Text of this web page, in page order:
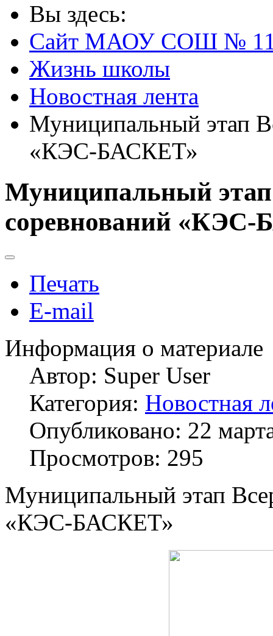
Вы здесь:
Сайт МАОУ СОШ №
Жизнь школы
Новостная лента
Муниципальный этап
«КЭС-БАСКЕТ»
Муниципальный этап
соревнований
Печать
E-mail
Информация о материале
Автор: Super User
Категория: Новостная
Опубликовано: 22
Просмотров: 295
Муниципальный этап
«КЭС-БАСКЕТ»